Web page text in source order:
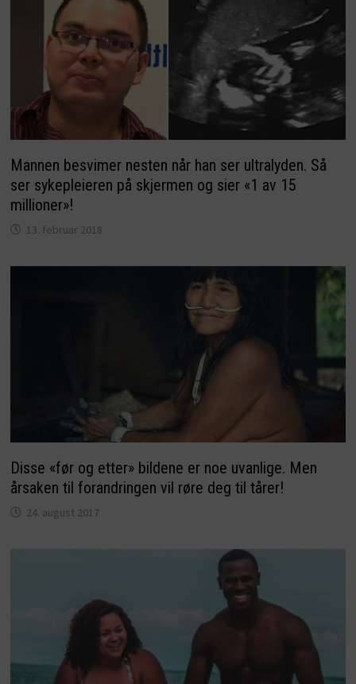
Mannen besvimer nesten når han ser ultralyden. Så
ser sykepleieren på skjermen og sier «1 av 15
millioner»!
13. februar 2018
Disse «før og etter» bildene er noe uvanlige. Men
årsaken til forandringen vil røre deg til tårer!
24. august 2017